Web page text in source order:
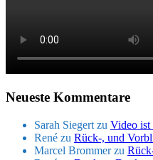
Neueste Kommentare
Sarah Siegert zu Video ist
René zu Rück-, und
Marcel Brommerzu